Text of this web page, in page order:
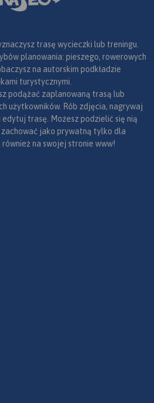
trasę wycieczki lub treningu.
planowania: pieszego, rowerowych
na autorskim podkładzie
turystycznymi.
podążać zaplanowaną trasą lub
użytkowników. Rób zdjęcia, nagrywaj
trasę. Możesz podzielić się nią
zachować jako prywatną tylko dla
na swojej stronie www!